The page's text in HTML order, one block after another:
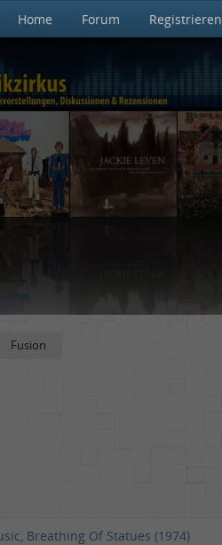
Home Forum Registrieren
Fusion
Breathing Of Statues (1974)